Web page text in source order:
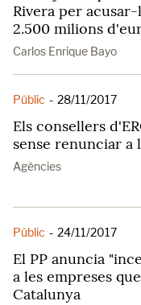
Rivera per
2.500 milions
Carlos Enrique Bayo
Públic - 28/11/2017
Els consellers
sense renunciar a
Agències
Públic - 24/11/2017
El PP anuncia
a les empreses
Catalunya